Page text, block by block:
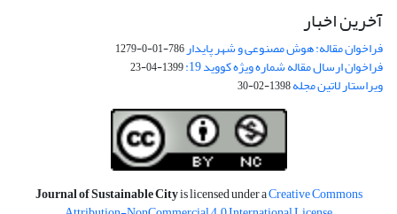
آخرین اخبار
فراخوان مقاله: هوش مصنوعی و شهر پایدار786-01-0-1279
فراخوان ارسال مقاله شماره ویژه کووید 19: 1399-04-23
ویراستار لاتین مجله1398-02-30
Journal of Sustainable Cityis licensed under aCreative Commons